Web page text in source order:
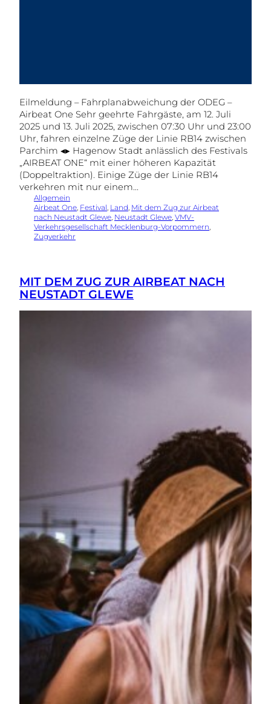
Eilmeldung – Fahrplanabweichung der ODEG –
Airbeat One Sehr geehrte Fahrgäste, am 12. Juli
2025 und 13. Juli 2025, zwischen 07:30 Uhr und 23:00
Uhr, fahren einzelne Züge der Linie RB14 zwischen
Parchim ◂▸ Hagenow Stadt anlässlich des Festivals
„AIRBEAT ONE“ mit einer höheren Kapazität
(Doppeltraktion). Einige Züge der Linie RB14
verkehren mit nur einem…
Allgemein
Airbeat One, Festival, Land, Mit dem Zug zur Airbeat
nach Neustadt Glewe, Neustadt Glewe, VMV-
Verkehrsgesellschaft Mecklenburg-Vorpommern
Zugverkehr
MIT DEM ZUG ZUR AIRBEAT NACH
NEUSTADT GLEWE